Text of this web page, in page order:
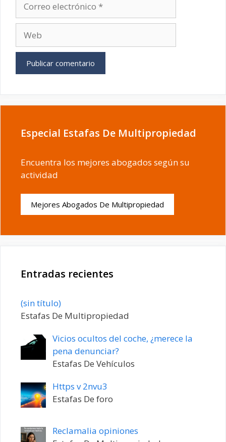
electrónico
Especial Estafas De Multipropiedad
Encuentra los mejores abogados según su
actividad
Mejores Abogados De Multipropiedad
Entradas recientes
(sin título)Entrada
20198
Estafas De Multipropiedad
Vicios ocultos del coche, ¿merece la
pena denunciar?
Estafas De Vehículos
Https v 2nvu3
Estafas De foro
Reclamalia opiniones